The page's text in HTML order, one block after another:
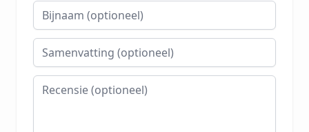
Bijnaam
Samenvatting
Recensie